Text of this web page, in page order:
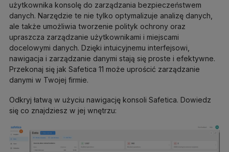
użytkownika konsolę do zarządzania bezpieczeństwem
danych. Narzędzie te nie tylko optymalizuje analizę danych,
ale także umożliwia tworzenie polityk ochrony oraz
upraszcza zarządzanie użytkownikami i miejscami
docelowymi danych. Dzięki intuicyjnemu interfejsowi,
nawigacja i zarządzanie danymi stają się proste i efektywne.
Przekonaj się jak Safetica 11 może uprościć zarządzanie
danymi w Twojej firmie.
Odkryj łatwą w użyciu nawigację konsoli Safetica. Dowiedz
się co znajdziesz w jej wnętrzu: